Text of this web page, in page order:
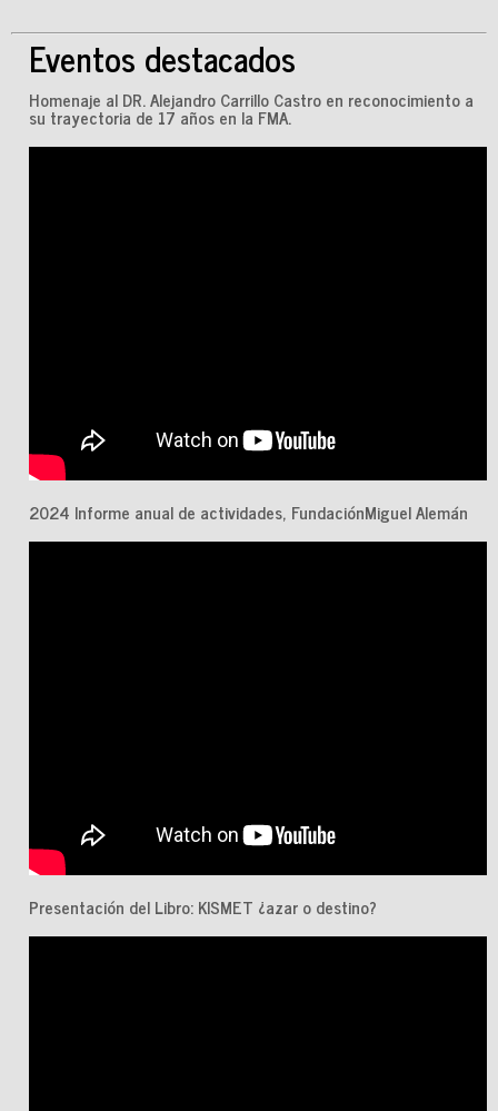
Eventos destacados
Homenaje al DR. Alejandro Carrillo Castro en reconocimiento a
su trayectoria de 17 años en la FMA.
2024 Informe anual de actividades, FundaciónMiguel Alemán
Presentación del Libro: KISMET ¿azar o destino?